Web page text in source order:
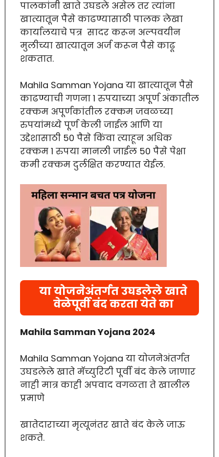
पालकांनी खाते उघडले असेल तर त्यांना
खात्यातून पैसे काढण्यासाठी पालक लेखा
कार्यालयाचे पत्र सादर करून अल्पवयीन
मुलीच्या खात्यातून अर्ज करून पैसे काढू
शकतात.
Mahila Samman Yojana या खात्यातून पैसे
काढण्याची गणना 1 रुपयाच्या अपूर्ण अंकातील
रक्कम अपूर्णकांतील रक्कम जवळच्या
रुपयांमध्ये पूर्ण केली जाईल आणि या
उद्देशासाठी 50 पैसे किंवा त्याहून अधिक
रक्कम 1 रुपया मानली जाईल 50 पैसे पेक्षा
कमी रक्कम दुर्लक्षित करण्यात येईल.
या योजनेअंतर्गत उघडलेले खाते
वेळेपूर्वी बंद करता येते का
Mahila Samman Yojana 2024
Mahila Samman Yojana या योजनेअंतर्गत
उघडलेले खाते मॅच्युरिटी पूर्वी बंद केले जाणार
नाही मात्र काही अपवाद वगळता ते खालील
प्रमाणे
खातेदाराच्या मृत्यूनंतर खाते बंद केले जाऊ
शकते.